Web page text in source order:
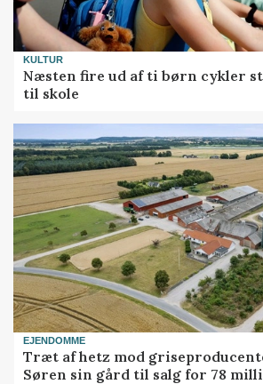
KULTUR
Næsten fire ud af ti børn cykler
til skole
EJENDOMME
Træt af hetz mod
Søren sin gård til salg for 78